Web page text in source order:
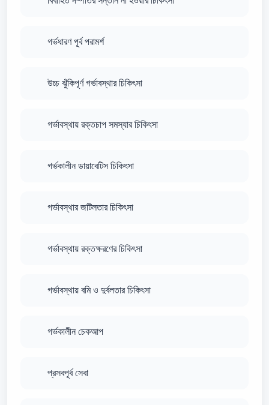
গর্ভধারণ পূর্ব পরামর্শ
উচ্চ ঝুঁকিপূর্ণ গর্ভাবস্থার চিকিৎসা
গর্ভাবস্থায় রক্তচাপ সমস্যার চিকিৎসা
গর্ভকালীন ডায়াবেটিস চিকিৎসা
গর্ভাবস্থার জটিলতার চিকিৎসা
গর্ভাবস্থায় রক্তক্ষরণের চিকিৎসা
গর্ভাবস্থায় বমি ও দুর্বলতার চিকিৎসা
গর্ভকালীন চেকআপ
প্রসবপূর্ব সেবা